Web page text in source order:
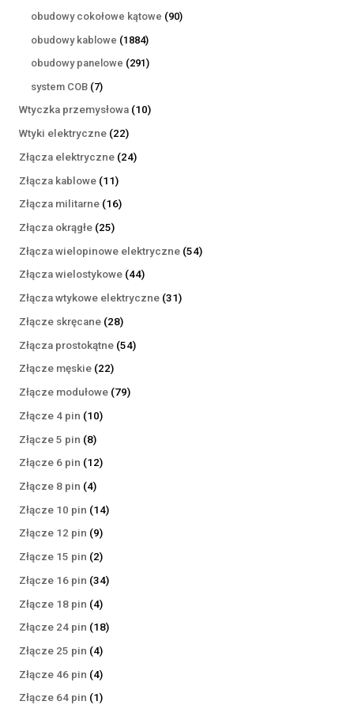
produkty
obudowy cokołowe kątowe 9090
obudowy kablowe 18841884
produkty
obudowy panelowe 291291
system COB 77
produktów
Wtyczka przemysłowa 1010
Wtyki elektryczne 2222
produkty
Złącza elektryczne 2424
Złącza kablowe 1111
produktów
Złącza militarne 1616
Złącza okrągłe 2525
produktów
Złącza wielopinowe elektryczne 5454
Złącza wielostykowe 4444
produkty
Złącza wtykowe elektryczne 3131
Złącze skręcane 2828
produktów
Złącza prostokątne 5454
Złącze męskie 2222
produkty
Złącze modułowe 7979
Złącze 4 pin 1010
Złącze 5 pin 88
produktów
Złącze 6 pin 1212
Złącze 8 pin 44
produkty
Złącze 10 pin 1414
Złącze 12 pin 99
produktów
Złącze 15 pin 22
produkty
Złącze 16 pin 3434
Złącze 18 pin 44
produkty
Złącze 24 pin 1818
Złącze 25 pin 44
produkty
Złącze 46 pin 44
produkty
Złącze 64 pin 11